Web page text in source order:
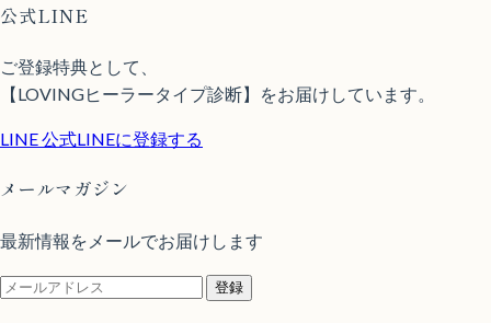
公式LINE
ご登録特典として、
【LOVINGヒーラータイプ診断】をお届けしています。
LINE公式LINEに登録する
メールマガジン
最新情報をメールでお届けします
登録